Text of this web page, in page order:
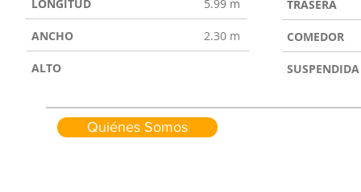
LONGITUD 5.99 m
ANCHO 2.30 m
ALTO
TRASERA
COMEDOR
SUSPENDIDA
Quiénes Somos